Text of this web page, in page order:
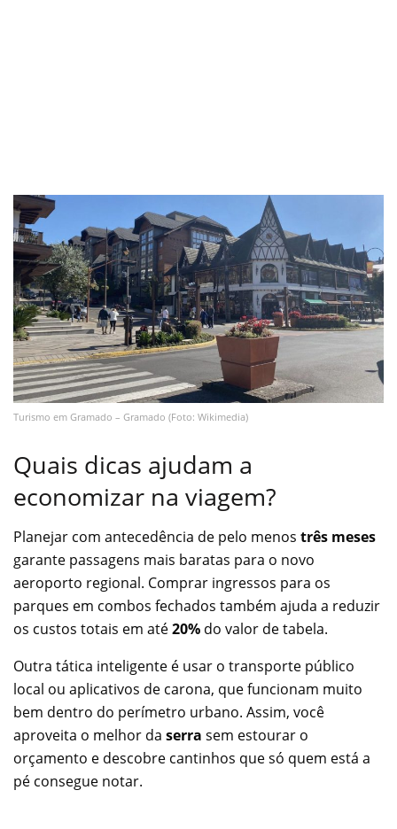
Turismo em Gramado – Gramado (Foto: Wikimedia)
Quais dicas ajudam a
economizar na viagem?
Planejar com antecedência de pelo menos três meses
garante passagens mais baratas para o novo
aeroporto regional. Comprar ingressos para os
parques em combos fechados também ajuda a reduzir
os custos totais em até20% do valor de tabela.
Outra tática inteligente é usar o transporte público
local ou aplicativos de carona, que funcionam muito
bem dentro do perímetro urbano. Assim, você
aproveita o melhor da serra sem estourar o
orçamento e descobre cantinhos que só quem está a
pé consegue notar.